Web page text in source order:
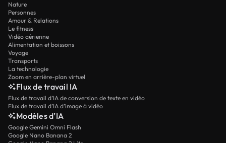
Nature
Personnes
Amour & Relations
Le fitness
Vidéo aérienne
Alimentation et boissons
Voyage
Transports
La technologie
Zoom en arrière-plan virtuel
Flux de travail IA
Flux de travail d’IA de conversion de texte en vidéo
Flux de travail d’IA d’image à vidéo
Modèles d’IA
Google Gemini Omni Flash
Google Nano Banana 2